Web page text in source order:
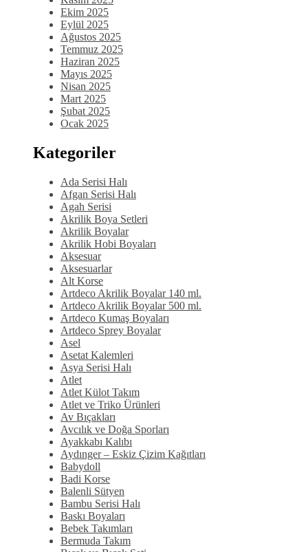
Ekim 2025
Eylül 2025
Ağustos 2025
Temmuz 2025
Haziran 2025
Mayıs 2025
Nisan 2025
Mart 2025
Şubat 2025
Ocak 2025
Kategoriler
Ada Serisi Halı
Afgan Serisi Halı
Agah Serisi
Akrilik Boya Setleri
Akrilik Boyalar
Akrilik Hobi Boyaları
Aksesuar
Aksesuarlar
Alt Korse
Artdeco Akrilik Boyalar 140 ml.
Artdeco Akrilik Boyalar 500 ml.
Artdeco Kumaş Boyaları
Artdeco Sprey Boyalar
Asel
Asetat Kalemleri
Asya Serisi Halı
Atlet
Atlet Külot Takım
Atlet ve Triko Ürünleri
Av Bıçakları
Avcılık ve Doğa Sporları
Ayakkabı Kalıbı
Aydınger – Eskiz Çizim Kağıtları
Babydoll
Badi Korse
Balenli Sütyen
Bambu Serisi Halı
Baskı Boyaları
Bebek Takımları
Bermuda Takım